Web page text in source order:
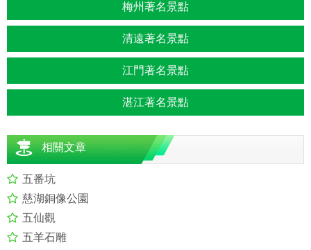
梅州著名景點
清遠著名景點
江門著名景點
湛江著名景點
相關文章
五番坑
慈湖銅像公園
五仙觀
五羊石雕